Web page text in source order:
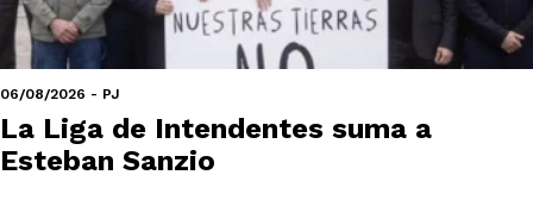
06/08/2026 - PJ
La Liga de Intendentes suma a
Esteban Sanzio